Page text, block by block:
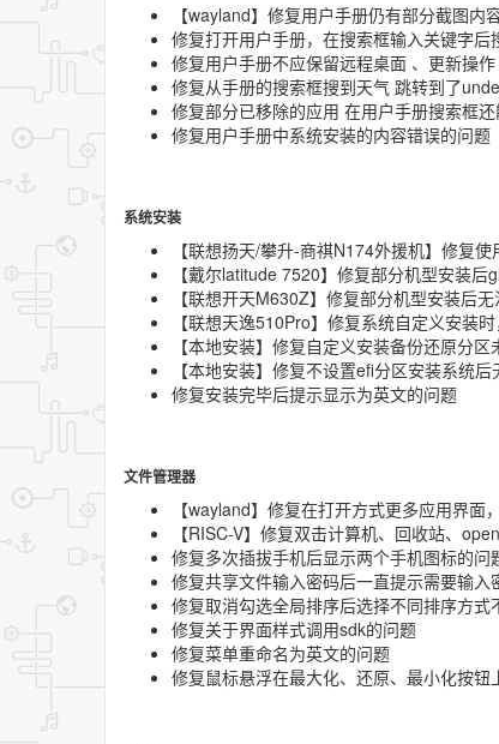
【wayland】修复用户手册仍有部分截图内
修复打开用户手册，在搜索框输入关键字
修复用户手册不应保留远程桌面 、更新操
修复从手册的搜索框搜到天气 跳转到了
修复部分已移除的应用 在用户手册搜索框
修复用户手册中系统安装的内容错误的问题
系统安装
【联想扬天/攀升-商祺N174外援机】修复
【戴尔latitude 7520】修复部分机型安装
【联想开天M630Z】修复部分机型安装后
【联想天逸510Pro】修复系统自定义安装
【本地安装】修复自定义安装备份还原分
【本地安装】修复不设置efi分区安装系统
修复安装完毕后提示显示为英文的问题
文件管理器
【wayland】修复在打开方式更多应用界
【RISC-V】修复双击计算机、回收站、
修复多次插拔手机后显示两个手机图标的问
修复共享文件输入密码后一直提示需要输入
修复取消勾选全局排序后选择不同排序方式
修复关于界面样式调用sdk的问题
修复菜单重命名为英文的问题
修复鼠标悬浮在最大化、还原、最小化按钮